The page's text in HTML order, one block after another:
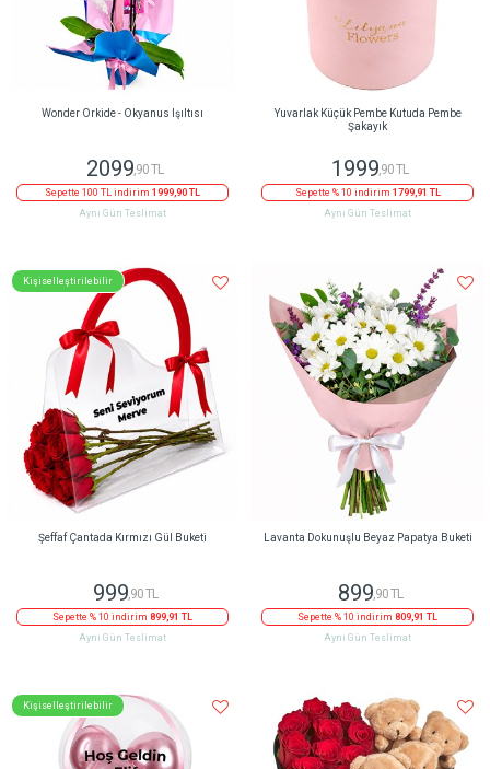
Wonder Orkide - Okyanus Işıltısı
2099 ,90 TL
Sepette 100 TL indirim 1999,90 TL
Aynı Gün Teslimat
Yuvarlak Küçük Pembe Kutuda Pembe
Şakayık
1999 ,90 TL
Sepette % 10 indirim 1799,91 TL
Aynı Gün Teslimat
Kişiselleştirilebilir
Şeffaf Çantada Kırmızı Gül Buketi
999,90 TL
Sepette % 10 indirim 899,91 TL
Aynı Gün Teslimat
Lavanta Dokunuşlu Beyaz Papatya Buketi
899,90 TL
Sepette % 10 indirim 809,91 TL
Aynı Gün Teslimat
Kişiselleştirilebilir